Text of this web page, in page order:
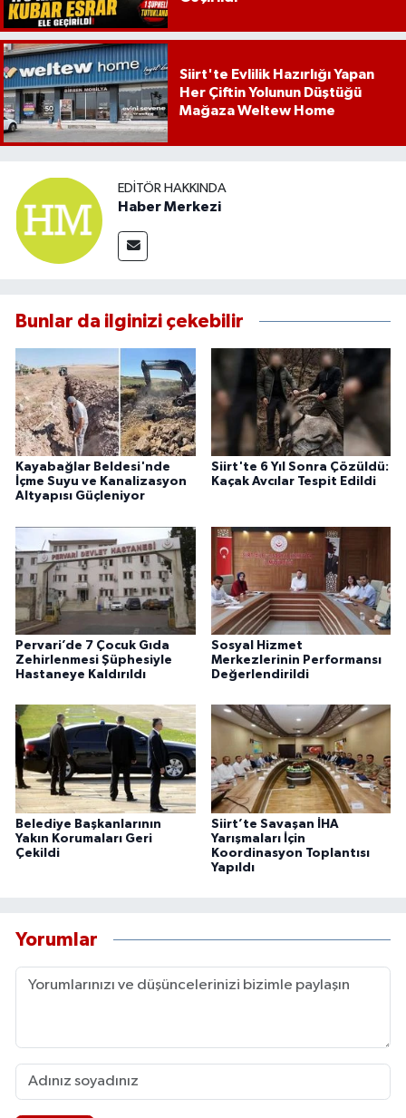
Siirt'te Evlilik Hazırlığı Yapan
Her Çiftin Yolunun Düştüğü
Mağaza Weltew Home
EDITÖR HAKKINDA
Haber Merkezi
Bunlar da ilginizi çekebilir
Kayabağlar Beldesi'nde
İçme Suyu ve Kanalizasyon
Altyapısı Güçleniyor
Siirt'te 6 Yıl Sonra Çözüldü:
Kaçak Avcılar Tespit Edildi
Pervari’de 7 Çocuk Gıda
Zehirlenmesi Şüphesiyle
Hastaneye Kaldırıldı
Sosyal Hizmet
Merkezlerinin Performansı
Değerlendirildi
Belediye Başkanlarının
Yakın Korumaları Geri
Çekildi
Siirt’te Savaşan İHA
Yarışmaları İçin
Koordinasyon Toplantısı
Yapıldı
Yorumlar